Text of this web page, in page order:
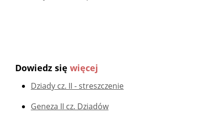
Dowiedz się więcej
Dziady cz. II - streszczenie
Geneza II cz. Dziadów